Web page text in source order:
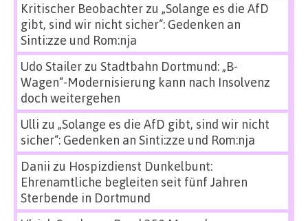
Kritischer Beobachterzu „Solange es die AfD
gibt, sind wir nicht sicher“: Gedenken an
Sinti:zze und Rom:nja
Udo Stailerzu Stadtbahn Dortmund: „B-
Wagen“-Modernisierung kann nach Insolvenz
doch weitergehen
Ulli zu „Solange es die AfD gibt, sind wir nicht
sicher“: Gedenken an Sinti:zze und Rom:nja
Danii zu Hospizdienst Dunkelbunt:
Ehrenamtliche begleiten seit fünf Jahren
Sterbende in Dortmund